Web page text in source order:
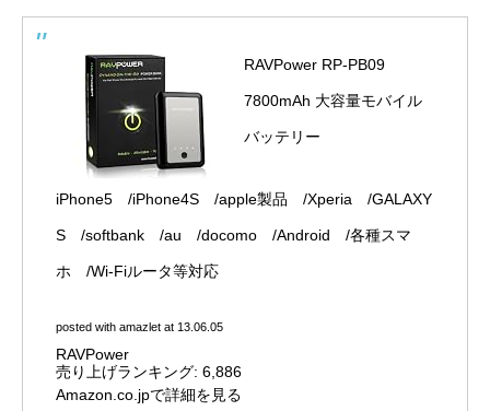
RAVPower RP-PB09
7800mAh 大容量モバイル
バッテリー
iPhone5 /iPhone4S /apple製品 /Xperia /GALAXY
S /softbank /au /docomo /Android /各種スマ
ホ /Wi-Fiルータ等対応
posted with amazlet at 13.06.05
RAVPower
売り上げランキング: 6,886
Amazon.co.jpで詳細を見る